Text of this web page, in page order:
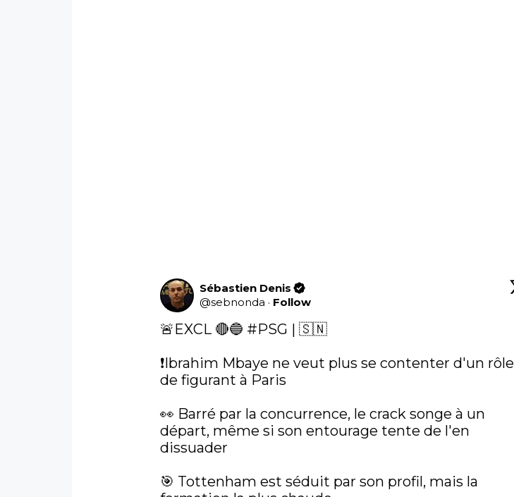
Sébastien Denis
@sebnonda · Follow
🚨EXCL 🔴🔵 #PSG | 🇸🇳
❗️Ibrahim Mbaye ne veut plus se contenter d'un rôle
de figurant à Paris
👀 Barré par la concurrence, le crack songe à un
départ, même si son entourage tente de l'en
dissuader
🎯 Tottenham est séduit par son profil, mais la